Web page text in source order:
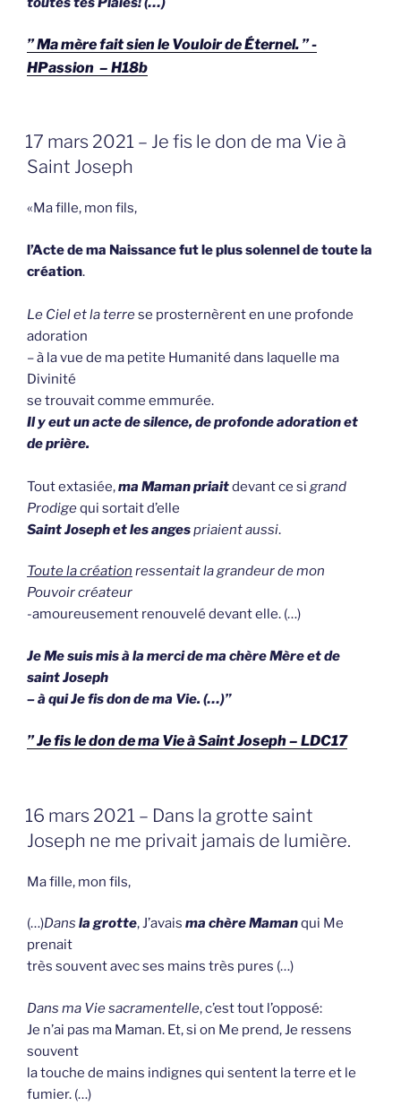
” Ma mère fait sien le Vouloir de Éternel. ” -
HPassion – H18b
GEPLAATST
OP
17 mars 2021 – Je fis le don de ma Vie à
Saint Joseph
«Ma fille, mon fils,
l’Acte de ma Naissance fut le plus solennel de toute la
création.
Le Ciel et la terrese prosternèrent en une profonde
adoration
– à la vue de ma petite Humanité dans laquelle ma
Divinité
se trouvait comme emmurée.
Il y eut un acte de silence, de profonde adoration et
de prière.
Tout extasiée,ma Maman priaitdevant ce si grand
Prodigequi sortait d’elle
Saint Joseph et les angespriaient aussi.
Toute la création ressentait la grandeur de mon
Pouvoir créateur
-amoureusement renouvelé devant elle. (…)
Je Me suis mis à la merci de ma chère Mère et de
saint Joseph
– à qui Je fis don de ma Vie. (…)”
” Je fis le don de ma Vie à Saint Joseph – LDC17
GEPLAATST
OP
16 mars 2021 – Dans la grotte saint
Joseph ne me privait jamais de lumière.
Ma fille, mon fils,
(…)Dans la grotte, J’avais ma chère Mamanqui Me
prenait
très souvent avec ses mains très pures (…)
Dans ma Vie sacra­mentelle, c’est tout l’opposé:
Je n’ai pas ma Maman. Et, si on Me prend, Je ressens
souvent
la touche de mains indignes qui sentent la terre et le
fumier. (…)